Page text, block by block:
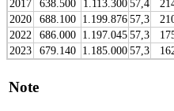
2017
638.500 1.113.300 57,4
2020
688.100 1.199.87657,3
2022
686.000 1.197.04557,3
2023
679.140 1.185.00057,3
Note